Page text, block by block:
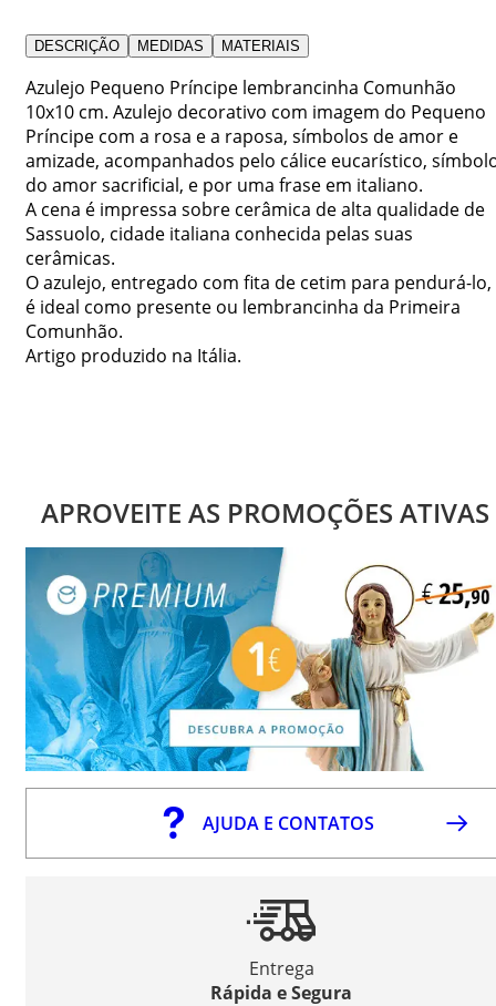
DESCRIÇÃO MEDIDAS MATERIAIS
Azulejo Pequeno Príncipe lembrancinha Comunhão
10x10 cm. Azulejo decorativo com imagem do Pequeno
Príncipe com a rosa e a raposa, símbolos de amor e
amizade, acompanhados pelo cálice eucarístico,
do amor sacrificial, e por uma frase em italiano.
A cena é impressa sobre cerâmica de alta qualidade de
Sassuolo, cidade italiana conhecida pelas suas
cerâmicas.
O azulejo, entregado com fita de cetim para pendurá-lo,
é ideal como presente ou lembrancinha da Primeira
Comunhão.
Artigo produzido na Itália.
APROVEITE AS PROMOÇÕES ATIVAS
AJUDA E CONTATOS
Entrega
Rápida e Segura